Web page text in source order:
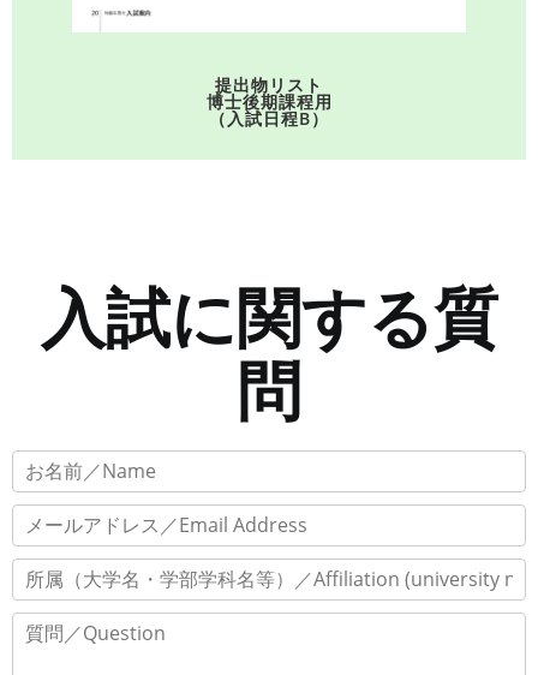
提出物リスト
博士後期課程用
（入試日程B）
入試に関する質
問